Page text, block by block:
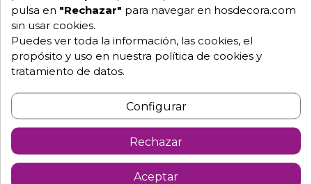
Pide tu presupuesto
Descripción Detalles de producto
pulsa en "Rechazar" para navegar en hosdecora.com
sin usar cookies.
Puedes ver toda la información, las cookies, el
propósito y uso en nuestra política de cookies y
tratamiento de datos.
Configurar
Rechazar
Aceptar